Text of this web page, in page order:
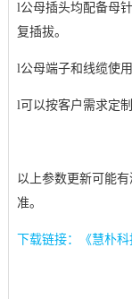
l公母插头均配备母
复插拔。
l公母端子和线缆使
l可以按客户需求定
以上参数更新可能
准。
下载链接：《慧朴科